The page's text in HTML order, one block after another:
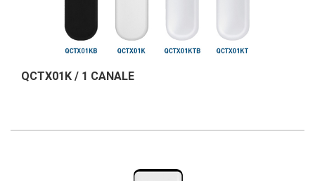
QCTX01K / 1 CANALE